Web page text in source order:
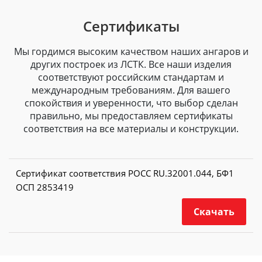
Сертификаты
Мы гордимся высоким качеством наших ангаров и
других построек из ЛСТК. Все наши изделия
соответствуют российским стандартам и
международным требованиям. Для вашего
спокойствия и уверенности, что выбор сделан
правильно, мы предоставляем сертификаты
соответствия на все материалы и конструкции.
Сертификат соответствия РОСС RU.32001.044, БФ1
ОСП 2853419
Скачать